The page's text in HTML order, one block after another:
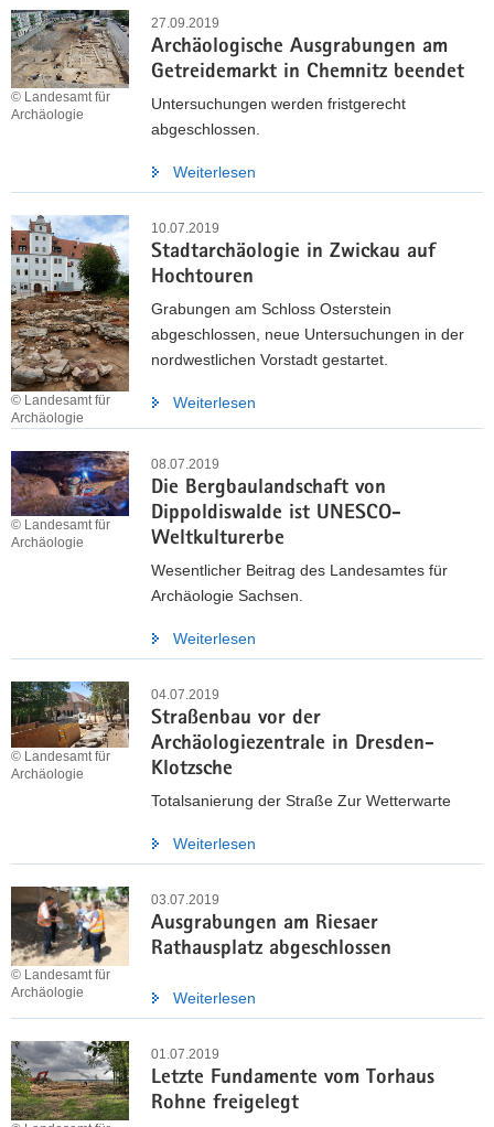
27.09.2019
Archäologische Ausgrabungen am
Getreidemarkt in Chemnitz beendet
© Landesamt für
Archäologie
Untersuchungen werden fristgerecht
abgeschlossen.
Weiterlesen
10.07.2019
Stadtarchäologie in Zwickau auf
Hochtouren
© Landesamt für
Archäologie
Grabungen am Schloss Osterstein
abgeschlossen, neue Untersuchungen in der
nordwestlichen Vorstadt gestartet.
Weiterlesen
08.07.2019
Die Bergbaulandschaft von
Dippoldiswalde ist UNESCO-
Weltkulturerbe
© Landesamt für
Archäologie
Wesentlicher Beitrag des Landesamtes für
Archäologie Sachsen.
Weiterlesen
04.07.2019
Straßenbau vor der
Archäologiezentrale in Dresden-
Klotzsche
© Landesamt für
Archäologie
Totalsanierung der Straße Zur Wetterwarte
Weiterlesen
03.07.2019
Ausgrabungen am Riesaer
Rathausplatz abgeschlossen
© Landesamt für
Archäologie
Weiterlesen
01.07.2019
Letzte Fundamente vom Torhaus
Rohne freigelegt